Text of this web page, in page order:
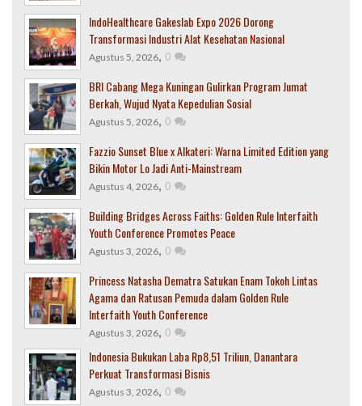
IndoHealthcare Gakeslab Expo 2026 Dorong
Transformasi Industri Alat Kesehatan Nasional
Agustus 5, 2026, 0
BRI Cabang Mega Kuningan Gulirkan Program Jumat
Berkah, Wujud Nyata Kepedulian Sosial
Agustus 5, 2026, 0
Fazzio Sunset Blue x Alkateri: Warna Limited Edition yang
Bikin Motor Lo Jadi Anti-Mainstream
Agustus 4, 2026, 0
Building Bridges Across Faiths: Golden Rule Interfaith
Youth Conference Promotes Peace
Agustus 3, 2026, 0
Princess Natasha Dematra Satukan Enam Tokoh Lintas
Agama dan Ratusan Pemuda dalam Golden Rule
Interfaith Youth Conference
Agustus 3, 2026, 0
Indonesia Bukukan Laba Rp8,51 Triliun, Danantara
Perkuat Transformasi Bisnis
Agustus 3, 2026, 0